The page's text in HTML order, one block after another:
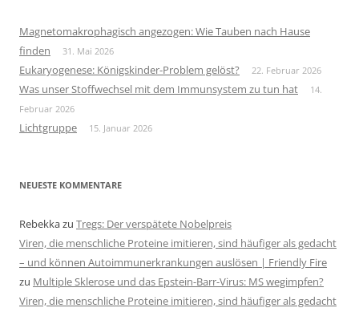
Magnetomakrophagisch angezogen: Wie Tauben nach Hause
finden
31. Mai 2026
Eukaryogenese: Königskinder-Problem gelöst? 22. Februar 2026
Was unser Stoffwechsel mit dem Immunsystem zu tun hat
14.
Februar 2026
Lichtgruppe 15. Januar 2026
NEUESTE KOMMENTARE
Rebekkazu Tregs: Der verspätete Nobelpreis
Viren, die menschliche Proteine imitieren, sind häufiger als gedacht
– und können Autoimmunerkrankungen auslösen | Friendly Fire
zu Multiple Sklerose und das Epstein-Barr-Virus: MS wegimpfen?
Viren, die menschliche Proteine imitieren, sind häufiger als gedacht